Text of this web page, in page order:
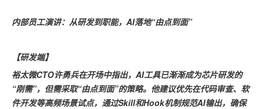
内部员工演讲：从研发到职能，AI落地“由点到面”
【研发端】
裕太微CTO许勇兵在开场中指出，AI工具已渐渐成为芯片研发的
“刚需”，但需采取“由点到面”的策略。他建议优先在代码审查、软
件开发等高频场景试点，通过Skill和Hook机制规范AI输出，确保